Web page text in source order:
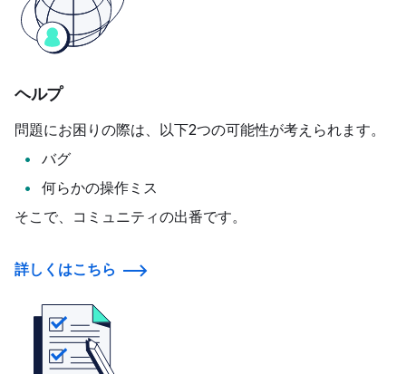
ヘルプ
問題にお困りの際は、以下2つの可能性が考えられます。
バグ
何らかの操作ミス
そこで、コミュニティの出番です。
詳しくはこちら